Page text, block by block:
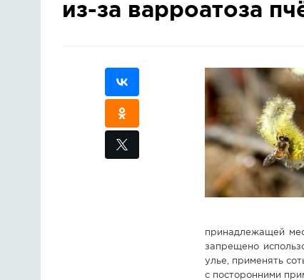
из-за варроатоза
принадлежащей
запрещено
улье, применять
с посторонними